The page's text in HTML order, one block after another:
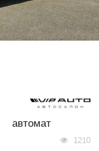
автомат
1210